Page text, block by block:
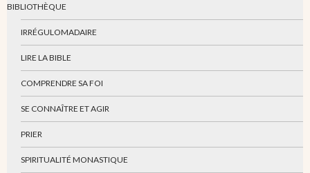
BIBLIOTHÈQUE
IRRÉGULOMADAIRE
LIRE LA BIBLE
COMPRENDRE SA FOI
SE CONNAÎTRE ET AGIR
PRIER
SPIRITUALITÉ MONASTIQUE